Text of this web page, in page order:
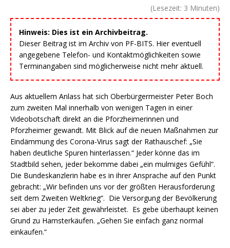
(Lesezeit: 3 Minuten)
Hinweis: Dies ist ein Archivbeitrag.
Dieser Beitrag ist im Archiv von PF-BITS. Hier eventuell
angegebene Telefon- und Kontaktmöglichkeiten sowie
Terminangaben sind möglicherweise nicht mehr aktuell.
Aus aktuellem Anlass hat sich Oberbürgermeister Peter Boch
zum zweiten Mal innerhalb von wenigen Tagen in einer
Videobotschaft direkt an die Pforzheimerinnen und
Pforzheimer gewandt. Mit Blick auf die neuen Maßnahmen zur
Eindämmung des Corona-Virus sagt der Rathauschef: „Sie
haben deutliche Spuren hinterlassen.“ Jeder könne das im
Stadtbild sehen, jeder bekomme dabei „ein mulmiges Gefühl“.
Die Bundeskanzlerin habe es in ihrer Ansprache auf den Punkt
gebracht: „Wir befinden uns vor der größten Herausforderung
seit dem Zweiten Weltkrieg“. Die Versorgung der Bevölkerung
sei aber zu jeder Zeit gewährleistet. Es gebe überhaupt keinen
Grund zu Hamsterkäufen. „Gehen Sie einfach ganz normal
einkaufen.“